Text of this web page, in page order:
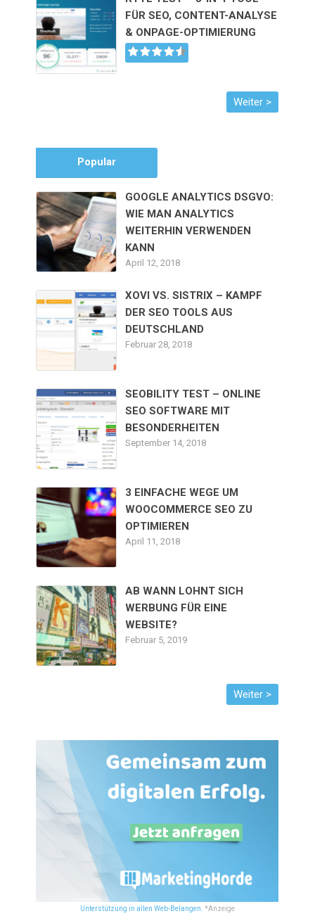
FÜR SEO, CONTENT-ANALYSE
& ONPAGE-OPTIMIERUNG
Popular
GOOGLE ANALYTICS DSGVO:
WIE MAN ANALYTICS
WEITERHIN VERWENDEN
KANN
April 12, 2018
XOVI VS. SISTRIX – KAMPF
DER SEO TOOLS AUS
DEUTSCHLAND
Februar 28, 2018
SEOBILITY TEST – ONLINE
SEO SOFTWARE MIT
BESONDERHEITEN
September 14, 2018
3 EINFACHE WEGE UM
WOOCOMMERCE SEO ZU
OPTIMIEREN
April 11, 2018
AB WANN LOHNT SICH
WERBUNG FÜR EINE
WEBSITE?
Februar 5, 2019
Unterstützung in allen Web-Belangen. *Anzeige